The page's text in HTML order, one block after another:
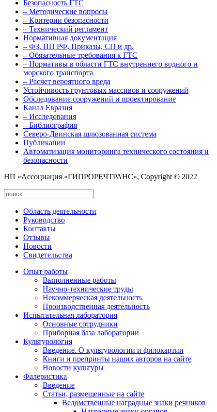
Безопасность ГТС
– Методические вопросы
– Критерии безопасности
– Технический регламент
Нормативная документация
– ФЗ, ПП РФ, Приказы, СП и др.
– Обязательные требования к ГТС
– Нормативы в области ГТС внутреннего водного и
морского транспорта
– Расчет вероятного вреда
Устойчивость грунтовых массивов и сооружений
Обследование сооружений и проектирование
Канал Евразия
– Исследования
– Библиография
Северо-Двинская шлюзованная система
Публикации
Автоматизация мониторинга технического состояния и
безопасности
НП «Ассоциация «ГИПРОРЕЧТРАНС», Copyright © 2022
Область деятельности
Руководство
Контакты
Отзывы
Новости
Свидетельства
Опыт работы
Выполненные работы
Научно-технические труды
Некоммерческая деятельность
Производственная деятельность
Испытательная лаборатория
Основные сотрудники
Приборная база лаборатории
Культурология
Введение. О культурологии и филокартии
Книги и препринты наших авторов на сайте
Новости культуры
Фалеристика
Введение
Статьи, размещенные на сайте
Ведомственные наградные знаки речников